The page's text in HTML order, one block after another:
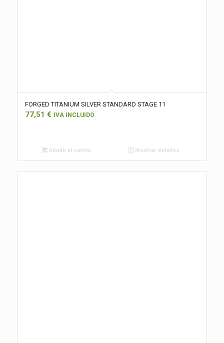
FORGED TITANIUM SILVER STANDARD STAGE 11
77,51 € IVA INCLUIDO
Añadir al carrito Mostrar detalles